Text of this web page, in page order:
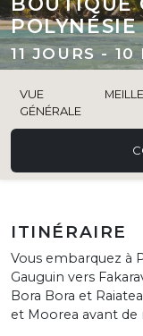
11 JOURS - 10
VUE
GÉNÉRALE
ITINÉRAIRE
Vous embarquez à
Gauguin vers
Bora Bora et
et Moorea avant de